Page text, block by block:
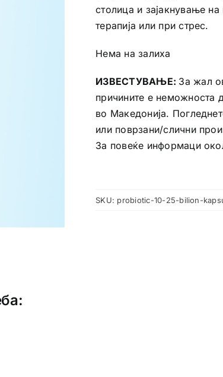
столица и зајакнување
терапија или при стрес.
Нема на залиха
ИЗВЕСТУВАЊЕ: За жал
причините е неможноста
во Македонија.
или поврзани/слични
За повеќе информаци
SKU: probiotic-10-25-bilion-